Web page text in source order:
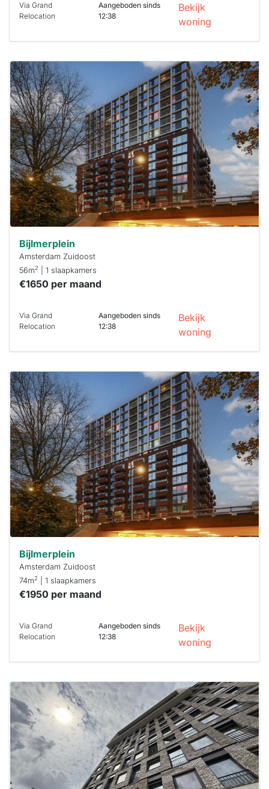
Via Grand
Relocation
Aangeboden sinds
12:38
Bekijk
woning
Deze woning
is
waarschijnlijk
al verhuurd
Om kans te
maken moet je
binnen 15
minuten
reageren.
Stekkies helpt
je hierbij!
Bijlmerplein
Amsterdam Zuidoost
56m2 | 1 slaapkamers
€1650 per maand
Via Grand
Relocation
Aangeboden sinds
12:38
Bekijk
woning
Deze woning
is
waarschijnlijk
al verhuurd
Om kans te
maken moet je
binnen 15
minuten
reageren.
Stekkies helpt
je hierbij!
Bijlmerplein
Amsterdam Zuidoost
74m2 | 1 slaapkamers
€1950 per maand
Via Grand
Relocation
Aangeboden sinds
12:38
Bekijk
woning
Deze woning
waarschijnlijk
al verhuurd
Om kans te
maken moet je
binnen 15
reageren.
Stekkies helpt